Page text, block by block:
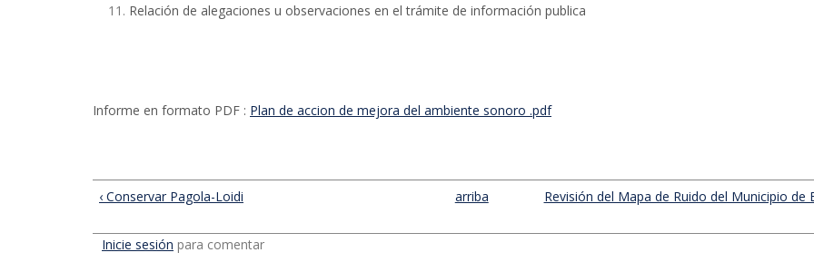
Relación de alegaciones u observaciones en el trámite de información publica
Informe en formato PDF : Plan de accion de mejora del ambiente sonoro .pdf
‹ Conservar Pagola-Loidi arriba Revisión del Mapa de Ruido del Municipio de
Inicie sesión para comentar